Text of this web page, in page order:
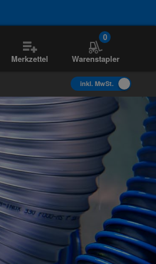
Merkzettel
0
Warenstapler
inkl. MwSt.